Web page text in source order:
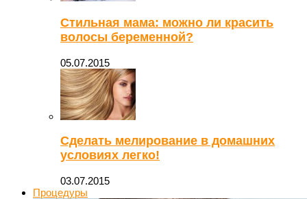
Стильная мама: можно ли красить
волосы беременной?
05.07.2015
Сделать мелирование в домашних
условиях легко!
03.07.2015
Процедуры